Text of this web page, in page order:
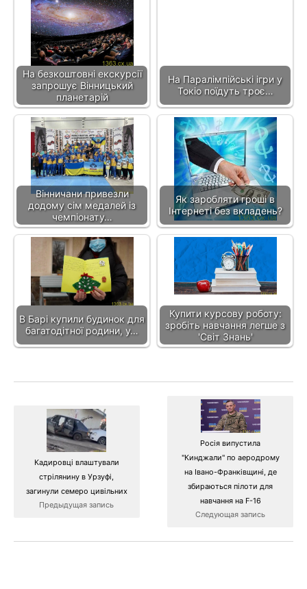
На безкоштовні екскурсії
запрошує Вінницький
планетарій
На Паралімпійські ігри у
Токіо поїдуть троє…
Вінничани привезли
додому сім медалей із
чемпіонату…
Як заробляти гроші в
Інтернеті без вкладень?
В Барі купили будинок для
багатодітної родини, у…
Купити курсову роботу:
зробіть навчання легше з
'Світ Знань'
Кадировці влаштували
стрілянину в Урзуфі,
загинули семеро цивільних
Предыдущая запись
Росія випустила
"Кинджали" по аеродрому
на Івано-Франківщині, де
збираються пілоти для
навчання на F-16
Следующая запись